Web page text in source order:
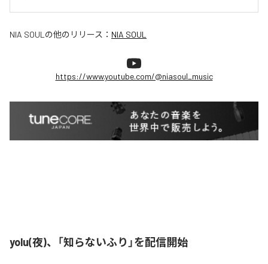
NIA SOUL の他のリリース： NIA SOUL
https://www.youtube.com/@niasoul_music
yolu(夜)、「知らないふり」を配信開始